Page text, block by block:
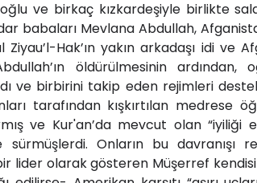
ve birkaç kızkardeşiyle birlikte
babaları Mevlana Abdullah,
Hak’ın yakın arkadaşı idi ve
öldürülmesinin
ve birbirini takip eden rejimleri
tarafından kışkırtılan medrese
ve Kur'an’da mevcut olan
Onların bu davranışı
bir lider olarak gösteren Müşerref